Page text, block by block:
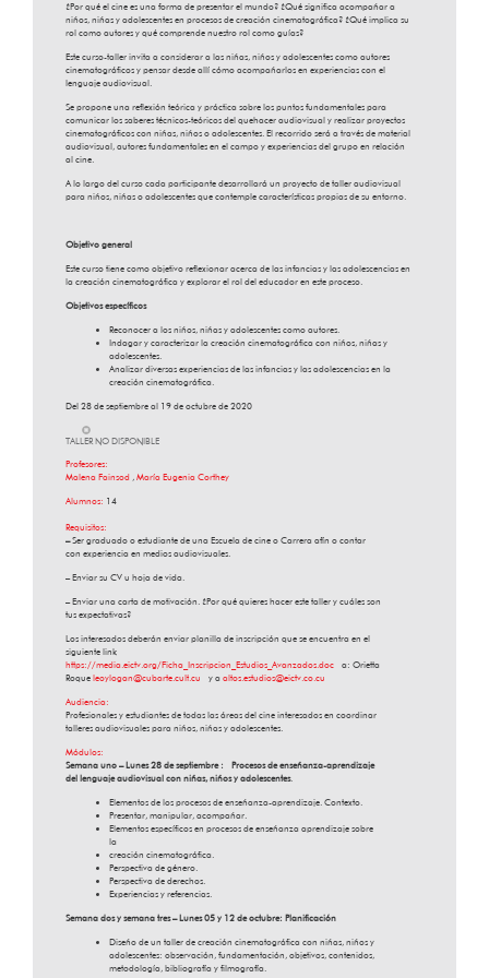
¿Por qué el cine es una forma de presentar el mundo? ¿Qué significa acompañar a
niños, niñas y adolescentes en procesos de creación cinematográfica? ¿Qué implica su
rol como autores y qué comprende nuestro rol como guías?
Este curso-taller invita a considerar a las niñas, niños y adolescentes como autores
cinematográficos y pensar desde allí cómo acompañarlos en experiencias con el
lenguaje audiovisual.
Se propone una reflexión teórica y práctica sobre los puntos fundamentales para
comunicar los saberes técnicos-teóricos del quehacer audiovisual y realizar proyectos
cinematográficos con niñas, niños o adolescentes. El recorrido será a través de material
audiovisual, autores fundamentales en el campo y experiencias del grupo en relación
al cine.
A lo largo del curso cada participante desarrollará un proyecto de taller audiovisual
para niños, niñas o adolescentes que contemple características propias de su entorno.
Objetivo general
Este curso tiene como objetivo reflexionar acerca de las infancias y las adolescencias en
la creación cinematográfica y explorar el rol del educador en este proceso.
Objetivos específicos
Reconocer a los niños, niñas y adolescentes como autores.
Indagar y caracterizar la creación cinematográfica con niños, niñas y
adolescentes.
Analizar diversas experiencias de las infancias y las adolescencias en la
creación cinematográfica.
Del 28 de septiembre al 19 de octubre de 2020
TALLER NO DISPONIBLE
Profesores:
Malena Fainsod , María Eugenia Corthey
Alumnos: 14
Requisitos:
–Ser graduado o estudiante de una Escuela de cine o Carrera afín o contar
con experiencia en medios audiovisuales.
– Enviar su CV u hoja de vida.
– Enviar una carta de motivación. ¿Por qué quieres hacer este taller y cuáles son
tus expectativas?
Los interesados deberán enviar planilla de inscripción que se encuentra en el
siguiente link
https://media.eictv.org/Ficha_Inscripcion_Estudios_Avanzados.doc a: Orietta
Roque leoylogan@cubarte.cult.cu y a altos.estudios@eictv.co.cu
Audiencia:
Profesionales y estudiantes de todas las áreas del cine interesados en coordinar
talleres audiovisuales para niños, niñas y adolescentes.
Módulos:
Semana uno – Lunes 28 de septiembre : Procesos de enseñanza-aprendizaje
del lenguaje audiovisual con niñas, niños y adolescentes.
Elementos de los procesos de enseñanza-aprendizaje. Contexto.
Presentar, manipular, acompañar.
Elementos específicos en procesos de enseñanza aprendizaje sobre
la
creación cinematográfica.
Perspectiva de género.
Perspectiva de derechos.
Experiencias y referencias.
Semana dos y semana tres – Lunes 05 y 12 de octubre: Planificación
Diseño de un taller de creación cinematográfica con niñas, niños y
adolescentes: observación, fundamentación, objetivos, contenidos,
metodología, bibliografía y filmografía.